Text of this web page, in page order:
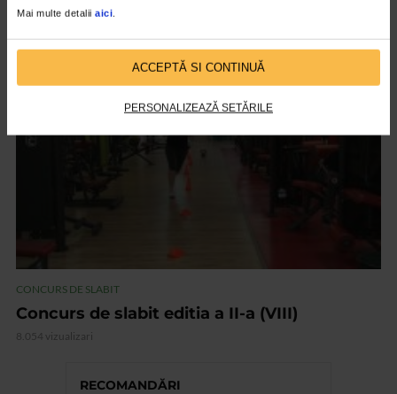
Mai multe detalii aici.
ACCEPTĂ SI CONTINUĂ
PERSONALIZEAZĂ SETĂRILE
Concurs de slabit editia a II-a (IX)
VIDEO
CONCURS DE SLABIT
Concurs de slabit editia a II-a (VIII)
8.054 vizualizari
RECOMANDĂRI